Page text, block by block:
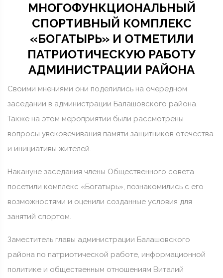
МНОГОФУНКЦИОНАЛЬНЫЙ
СПОРТИВНЫЙ КОМПЛЕКС
«БОГАТЫРЬ» И ОТМЕТИЛИ
ПАТРИОТИЧЕСКУЮ РАБОТУ
АДМИНИСТРАЦИИ РАЙОНА
Своими мнениями они поделились на очередном
заседании в администрации Балашовского района.
Также на этом мероприятии были рассмотрены
вопросы увековечивания памяти защитников отечества
и инициативы жителей.
Накануне заседания члены Общественного совета
посетили комплекс «Богатырь», познакомились с его
возможностями и оценили созданные условия для
занятий спортом.
Заместитель главы администрации Балашовского
района по патриотической работе, информационной
политике и общественным отношениям Виталий